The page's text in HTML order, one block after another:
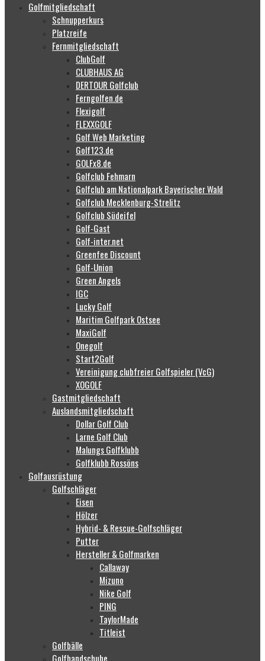
Golfmitgliedschaft
Schnupperkurs
Platzreife
Fernmitgliedschaft
ClubGolf
CLUBHAUS AG
DERTOUR Golfclub
Ferngolfen.de
Flexigolf
FLEXXGOLF
Golf Web Marketing
Golf123.de
GOLFx8.de
Golfclub Fehmarn
Golfclub am Nationalpark Bayerischer Wald
Golfclub Mecklenburg-Strelitz
Golfclub Südeifel
Golf-Gast
Golf-inter.net
Greenfee Discount
Golf-Union
Green Angels
IGC
Lucky Golf
Maritim Golfpark Ostsee
MaxiGolf
Onegolf
Start2Golf
Vereinigung clubfreier Golfspieler (VcG)
XOGOLF
Gastmitgliedschaft
Auslandsmitgliedschaft
Dollar Golf Club
Larne Golf Club
Malungs Golfklubb
Golfklubb Rossöns
Golfausrüstung
Golfschläger
Eisen
Hölzer
Hybrid- & Rescue-Golfschläger
Putter
Hersteller & Golfmarken
Callaway
Mizuno
Nike Golf
PING
TaylorMade
Titleist
Golfbälle
Golfhandschuhe